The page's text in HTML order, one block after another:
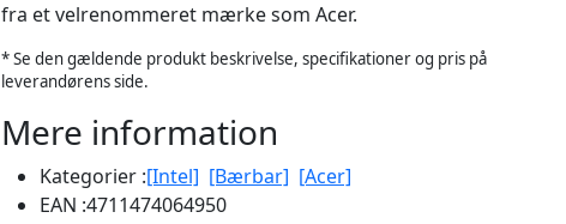
fra et velrenommeret mærke som Acer.
* Se den gældende produkt beskrivelse, specifikationer og pris på
leverandørens side.
Mere information
Kategorier :[Intel] [Bærbar] [Acer]
EAN :4711474064950